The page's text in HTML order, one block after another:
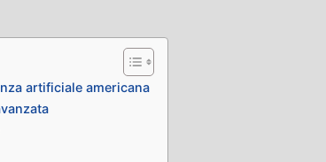
artificiale americana